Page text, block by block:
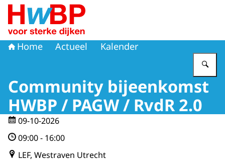
Naar de homepage van
Home Actueel Kalender
Community bijeenkomst
HWBP / PAGW / RvdR 2.0
09-10-2026
09:00- 16:00
LEF, Westraven Utrecht